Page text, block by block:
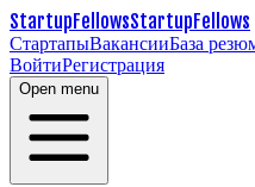
StartupFellowsStartupFellows
СтартапыВакансииБаза
ВойтиРегистрация
Open menu